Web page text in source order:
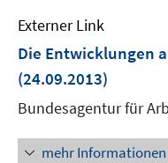
Externer Link
Die Entwicklungen
(24.09.2013)
Bundesagentur für
mehr Informationen